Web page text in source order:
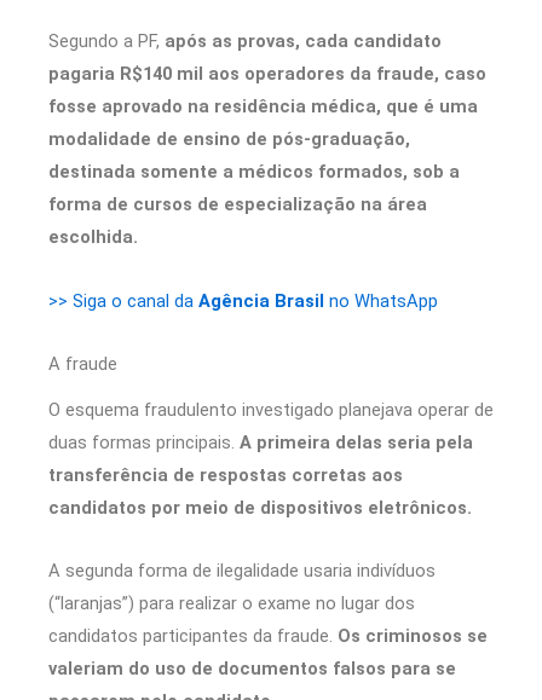
Segundo a PF, após as provas, cada candidato
pagaria R$140 mil aos operadores da fraude, caso
fosse aprovado na residência médica, que é uma
modalidade de ensino de pós-graduação,
destinada somente a médicos formados, sob a
forma de cursos de especialização na área
escolhida.
>> Siga o canal da Agência Brasil no WhatsApp
A fraude
O esquema fraudulento investigado planejava operar de
duas formas principais. A primeira delas seria pela
transferência de respostas corretas aos
candidatos por meio de dispositivos eletrônicos.
A segunda forma de ilegalidade usaria indivíduos
(“laranjas”) para realizar o exame no lugar dos
candidatos participantes da fraude. Os criminosos se
valeriam do uso de documentos falsos para se